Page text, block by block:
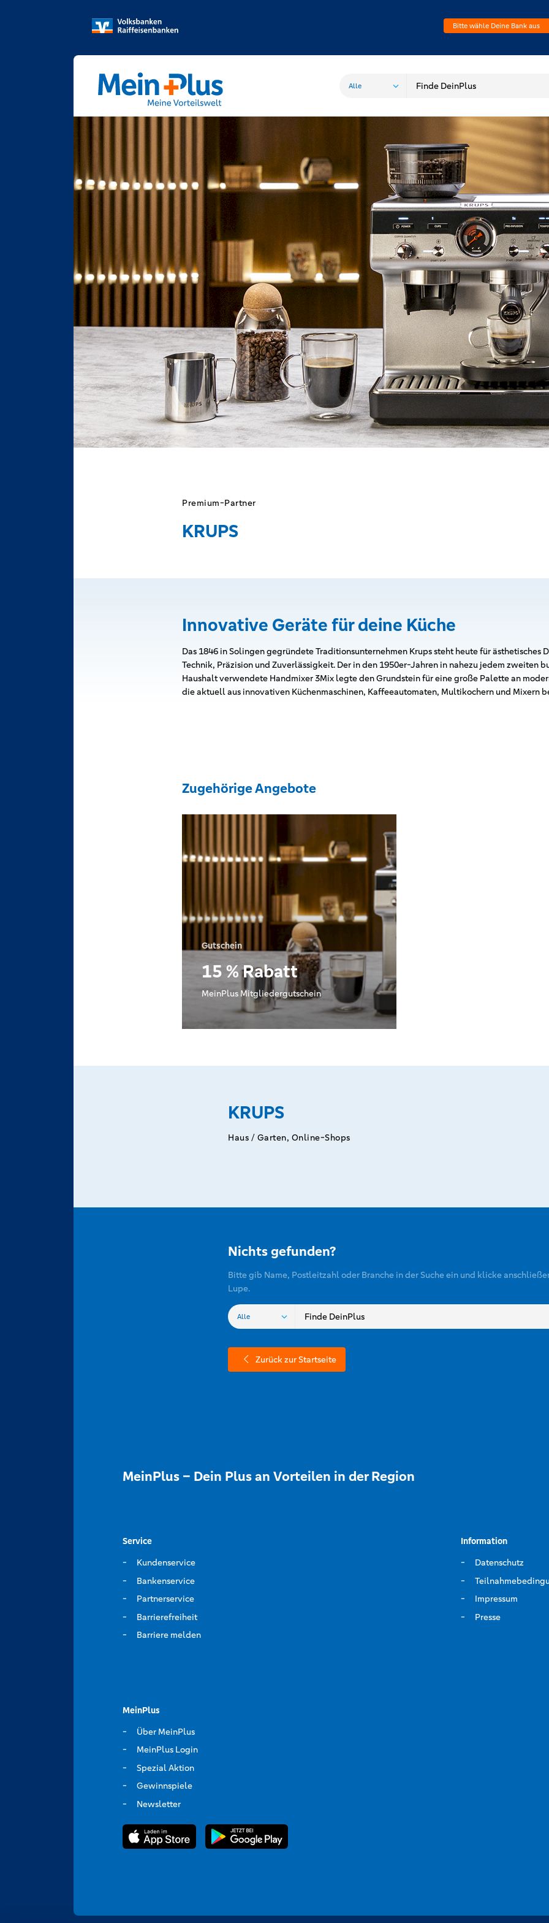
Bitte wähle Deine Bank aus
Premium-Partner
KRUPS
Innovative Geräte für deine Küche
Das 1846 in Solingen gegründete Traditionsunternehmen Krups steht heute für ästhetisches
Technik, Präzision und Zuverlässigkeit. Der in den 1950er-Jahren in nahezu jedem zweiten
Haushalt verwendete Handmixer 3Mix legte den Grundstein für eine große Palette an
die aktuell aus innovativen Küchenmaschinen, Kaffeeautomaten, Multikochern und Mixern
Zugehörige Angebote
Gutschein
15 % Rabatt
MeinPlus Mitgliedergutschein
KRUPS
Haus / Garten, Online-Shops
Nichts gefunden?
Bitte gib Name, Postleitzahl oder Branche in der Suche ein und klicke
Lupe.
Zurück zur Startseite
MeinPlus – Dein Plus an Vorteilen in der Region
Service
Kundenservice
Bankenservice
Partnerservice
Barrierefreiheit
Barriere melden
Information
Datenschutz
Impressum
Presse
MeinPlus
Über MeinPlus
MeinPlus Login
Spezial Aktion
Gewinnspiele
Newsletter